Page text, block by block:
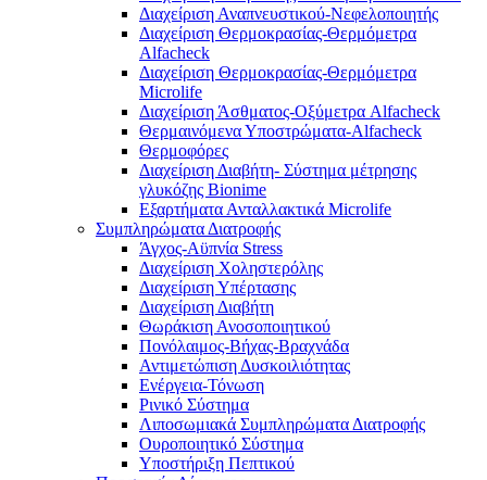
Διαχείριση Αναπνευστικού-Νεφελοποιητής
Διαχείριση Θερμοκρασίας-Θερμόμετρα
Alfacheck
Διαχείριση Θερμοκρασίας-Θερμόμετρα
Microlife
Διαχείριση Άσθματος-Οξύμετρα Alfacheck
Θερμαινόμενα Υποστρώματα-Alfacheck
Θερμοφόρες
Διαχείριση Διαβήτη- Σύστημα μέτρησης
γλυκόζης Bionime
Εξαρτήματα Ανταλλακτικά Microlife
Συμπληρώματα Διατροφής
Άγχος-Αϋπνία Stress
Διαχείριση Χοληστερόλης
Διαχείριση Υπέρτασης
Διαχείριση Διαβήτη
Θωράκιση Ανοσοποιητικού
Πονόλαιμος-Βήχας-Βραχνάδα
Αντιμετώπιση Δυσκοιλιότητας
Eνέργεια-Τόνωση
Ρινικό Σύστημα
Λιποσωμιακά Συμπληρώματα Διατροφής
Ουροποιητικό Σύστημα
Υποστήριξη Πεπτικού